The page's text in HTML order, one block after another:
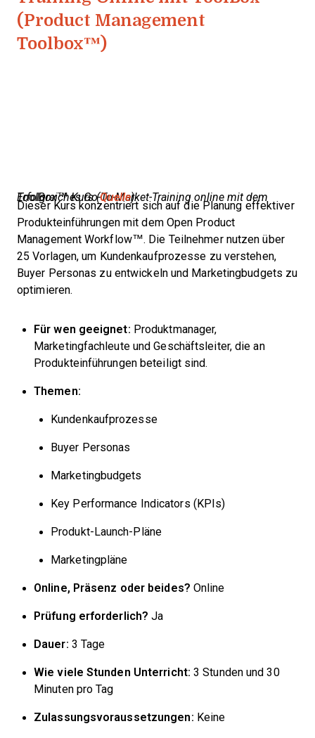
(Product Management
Toolbox™)
Erfolgreiches Go-To-Market-Training online mit dem ToolBox™ Kurs (Quelle)
Dieser Kurs konzentriert sich auf die Planung effektiver
Produkteinführungen mit dem Open Product
Management Workflow™. Die Teilnehmer nutzen über
25 Vorlagen, um Kundenkaufprozesse zu verstehen,
Buyer Personas zu entwickeln und Marketingbudgets zu
optimieren.
Für wen geeignet: Produktmanager,
Marketingfachleute und Geschäftsleiter, die an
Produkteinführungen beteiligt sind.
Themen:
Kundenkaufprozesse
Buyer Personas
Marketingbudgets
Key Performance Indicators (KPIs)
Produkt-Launch-Pläne
Marketingpläne
Online, Präsenz oder beides? Online
Prüfung erforderlich? Ja
Dauer: 3 Tage
Wie viele Stunden Unterricht: 3 Stunden und 30
Minuten pro Tag
Zulassungsvoraussetzungen: Keine